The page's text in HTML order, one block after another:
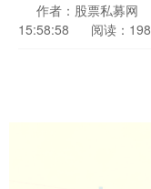
作者：股票私募网
15:58:58
阅读：198